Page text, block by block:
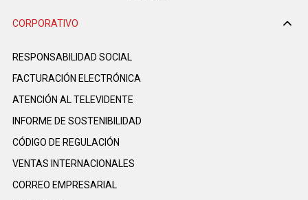
CORPORATIVO
RESPONSABILIDAD SOCIAL
FACTURACIÓN ELECTRÓNICA
ATENCIÓN AL TELEVIDENTE
INFORME DE SOSTENIBILIDAD
CÓDIGO DE REGULACIÓN
VENTAS INTERNACIONALES
CORREO EMPRESARIAL